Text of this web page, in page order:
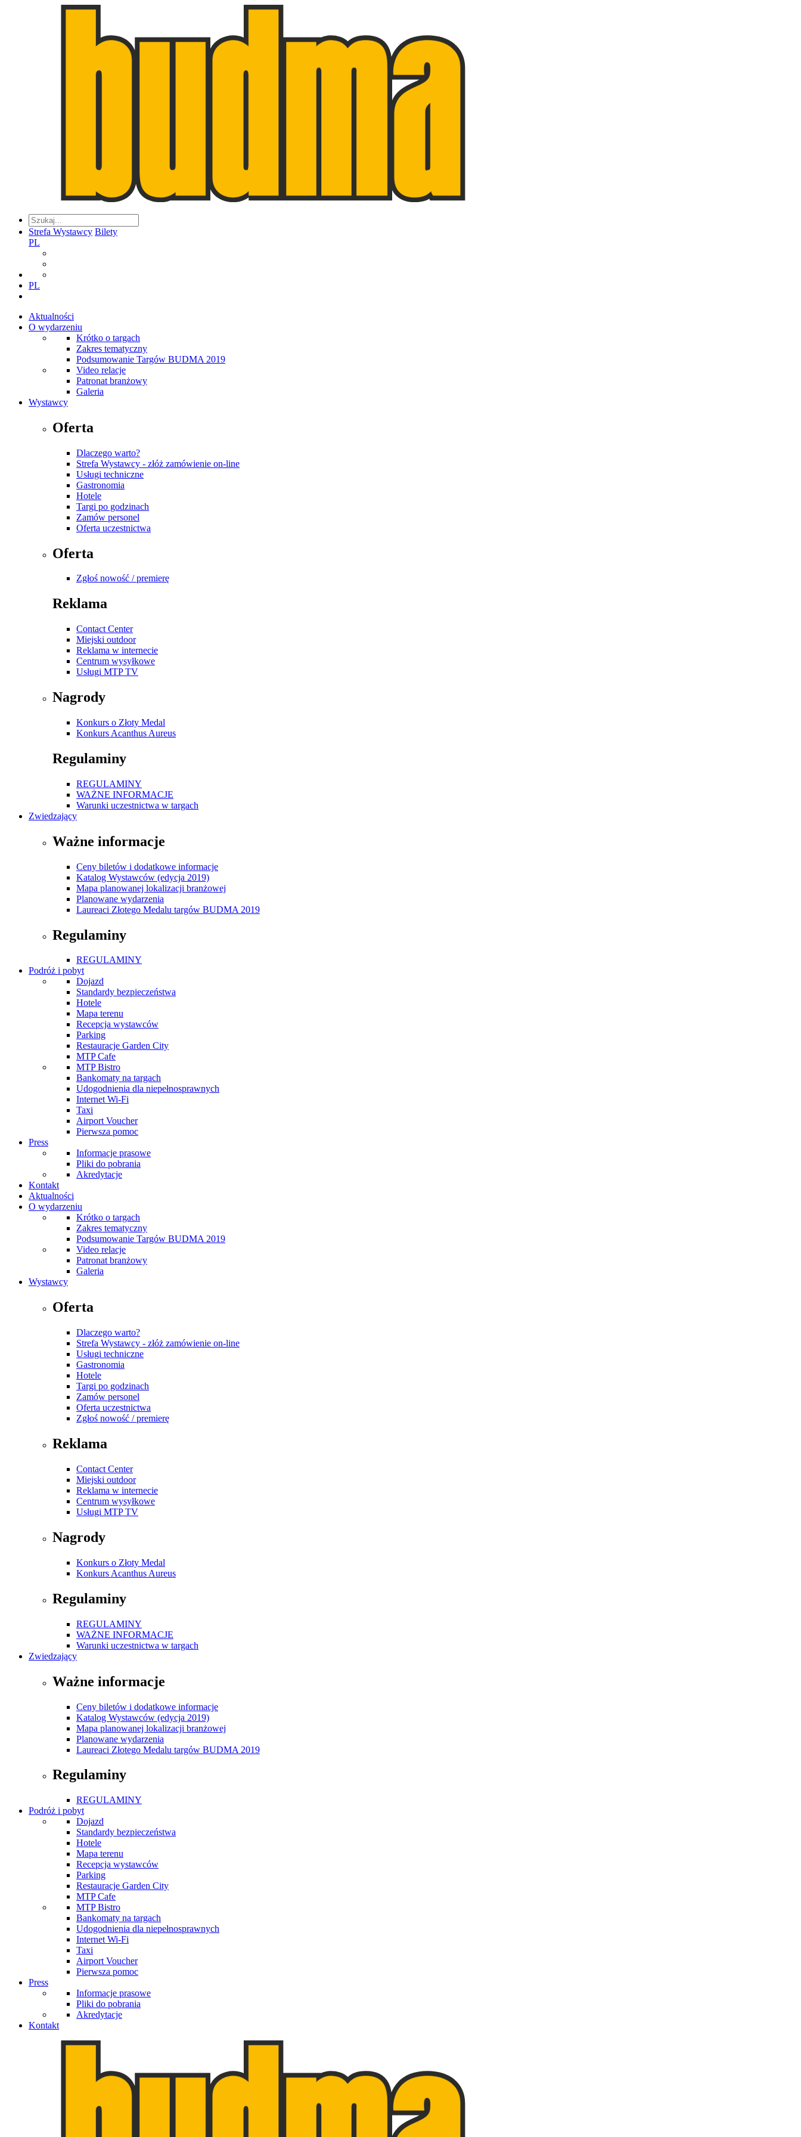
Strefa Wystawcy Bilety
PL
PL
Aktualności
O wydarzeniu
Krótko o targach
Zakres tematyczny
Podsumowanie Targów BUDMA 2019
Video relacje
Patronat branżowy
Galeria
Wystawcy
Oferta
Dlaczego warto?
Strefa Wystawcy - złóż zamówienie on-line
Usługi techniczne
Gastronomia
Hotele
Targi po godzinach
Zamów personel
Oferta uczestnictwa
Oferta
Zgłoś nowość / premierę
Reklama
Contact Center
Miejski outdoor
Reklama w internecie
Centrum wysyłkowe
Usługi MTP TV
Nagrody
Konkurs o Złoty Medal
Konkurs Acanthus Aureus
Regulaminy
REGULAMINY
WAŻNE INFORMACJE
Warunki uczestnictwa w targach
Zwiedzający
Ważne informacje
Ceny biletów i dodatkowe informacje
Katalog Wystawców (edycja 2019)
Mapa planowanej lokalizacji branżowej
Planowane wydarzenia
Laureaci Złotego Medalu targów BUDMA 2019
Regulaminy
REGULAMINY
Podróż i pobyt
Dojazd
Standardy bezpieczeństwa
Hotele
Mapa terenu
Recepcja wystawców
Parking
Restauracje Garden City
MTP Cafe
MTP Bistro
Bankomaty na targach
Udogodnienia dla niepełnosprawnych
Internet Wi-Fi
Taxi
Airport Voucher
Pierwsza pomoc
Press
Informacje prasowe
Pliki do pobrania
Akredytacje
Kontakt
Aktualności
O wydarzeniu
Krótko o targach
Zakres tematyczny
Podsumowanie Targów BUDMA 2019
Video relacje
Patronat branżowy
Galeria
Wystawcy
Oferta
Dlaczego warto?
Strefa Wystawcy - złóż zamówienie on-line
Usługi techniczne
Gastronomia
Hotele
Targi po godzinach
Zamów personel
Oferta uczestnictwa
Zgłoś nowość / premierę
Reklama
Contact Center
Miejski outdoor
Reklama w internecie
Centrum wysyłkowe
Usługi MTP TV
Nagrody
Konkurs o Złoty Medal
Konkurs Acanthus Aureus
Regulaminy
REGULAMINY
WAŻNE INFORMACJE
Warunki uczestnictwa w targach
Zwiedzający
Ważne informacje
Ceny biletów i dodatkowe informacje
Katalog Wystawców (edycja 2019)
Mapa planowanej lokalizacji branżowej
Planowane wydarzenia
Laureaci Złotego Medalu targów BUDMA 2019
Regulaminy
REGULAMINY
Podróż i pobyt
Dojazd
Standardy bezpieczeństwa
Hotele
Mapa terenu
Recepcja wystawców
Parking
Restauracje Garden City
MTP Cafe
MTP Bistro
Bankomaty na targach
Udogodnienia dla niepełnosprawnych
Internet Wi-Fi
Taxi
Airport Voucher
Pierwsza pomoc
Press
Informacje prasowe
Pliki do pobrania
Akredytacje
Kontakt